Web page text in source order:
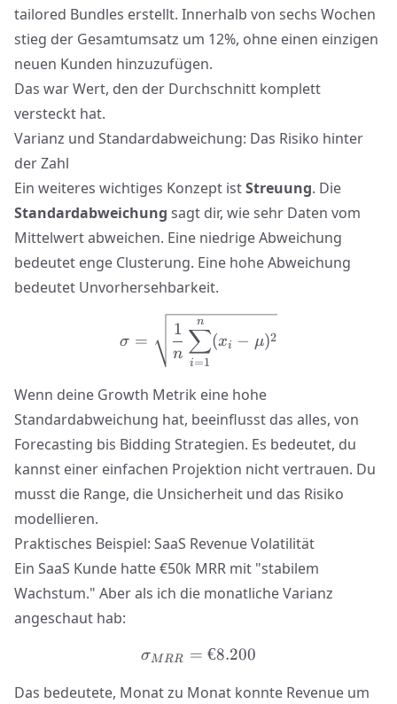
tailored Bundles erstellt. Innerhalb von sechs Wochen
stieg der Gesamtumsatz um 12%, ohne einen einzigen
neuen Kunden hinzuzufügen.
Das war Wert, den der Durchschnitt komplett
versteckt hat.
Varianz und Standardabweichung: Das Risiko hinter
der Zahl
Ein weiteres wichtiges Konzept istStreuung. Die
Standardabweichung sagt dir, wie sehr Daten vom
Mittelwert abweichen. Eine niedrige Abweichung
bedeutet enge Clusterung. Eine hohe Abweichung
bedeutet Unvorhersehbarkeit.
\sigma =
σ =
n
1
i=1
∑
n
(xi − μ)2
Wenn deine Growth Metrik eine hohe
Standardabweichung hat, beeinflusst das alles, von
Forecasting bis Bidding Strategien. Es bedeutet, du
kannst einer einfachen Projektion nicht vertrauen. Du
musst die Range, die Unsicherheit und das Risiko
modellieren.
Praktisches Beispiel: SaaS Revenue Volatilität
Ein SaaS Kunde hatte €50k MRR mit "stabilem
Wachstum." Aber als ich die monatliche Varianz
angeschaut hab:
\sigma_{MRR} = €8.200
σMRR = €8.200
Das bedeutete, Monat zu Monat konnte Revenue um